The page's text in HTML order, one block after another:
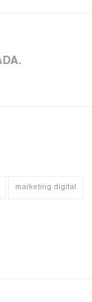
marketing digital